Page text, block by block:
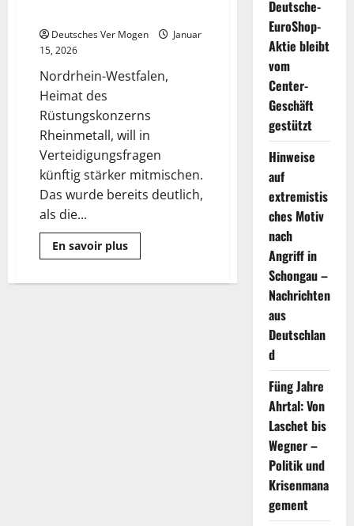
Deutsches Ver Mogen
Januar
15, 2026
Nordrhein-Westfalen,
Heimat des
Rüstungskonzerns
Rheinmetall, will in
Verteidigungsfragen
künftig stärker mitmischen.
Das wurde bereits deutlich,
als die...
En savoir plusMehr
Informationen
wirbt
Deutsche-
EuroShop-
Aktie bleibt
vom
Center-
Geschäft
gestützt
Hinweise
auf
extremistis
ches Motiv
nach
Angriff in
Schongau –
Nachrichten
aus
Deutschlan
d
Füng Jahre
Ahrtal: Von
Laschet bis
Wegner –
Politik und
Krisenmana
gement